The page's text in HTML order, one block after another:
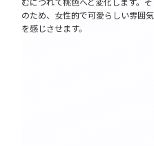
のため、女性的で可愛らしい雰囲気
を感じさせます。